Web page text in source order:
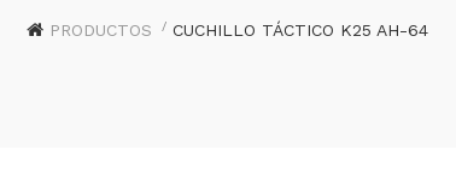
PRODUCTOS CUCHILLO TÁCTICO K25 AH-64